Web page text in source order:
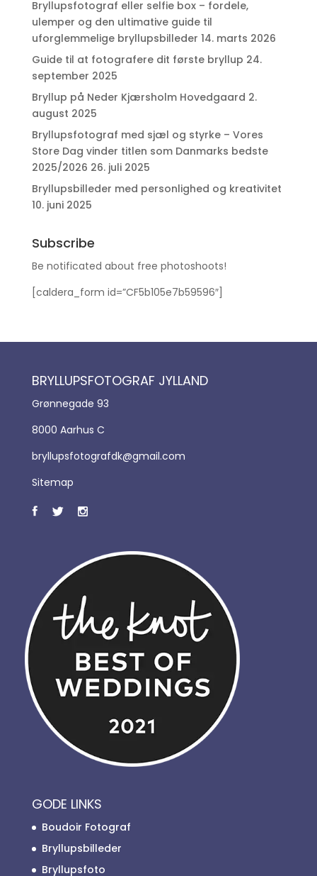
Bryllupsfotograf eller selfie box – fordele,
ulemper og den ultimative guide til
uforglemmelige bryllupsbilleder 14. marts 2026
Guide til at fotografere dit første bryllup 24.
september 2025
Bryllup på Neder Kjærsholm Hovedgaard 2.
august 2025
Bryllupsfotograf med sjæl og styrke – Vores
Store Dag vinder titlen som Danmarks bedste
2025/2026 26. juli 2025
Bryllupsbilleder med personlighed og kreativitet
10. juni 2025
Subscribe
Be notificated about free photoshoots!
[caldera_form id=”CF5b105e7b59596″]
BRYLLUPSFOTOGRAF JYLLAND
Grønnegade 93
8000 Aarhus C
bryllupsfotografdk@gmail.com
Sitemap
GODE LINKS
Boudoir Fotograf
Bryllupsbilleder
Bryllupsfoto